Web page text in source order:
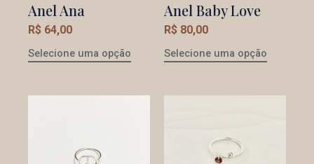
Anel Ana
R$ 64,00
Selecione uma opção
Anel Baby Love
R$ 80,00
Selecione uma opção